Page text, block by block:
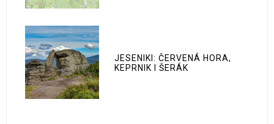
JESENIKI: ČERVENÁ HORA,
KEPRNIK I ŠERÁK